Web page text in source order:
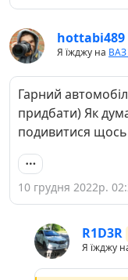
hottabi489
Я їжджу на ВАЗ
Гарний
придбати) Як
подивитися
10 грудня 2022р.
R1D3R
Я їжджу